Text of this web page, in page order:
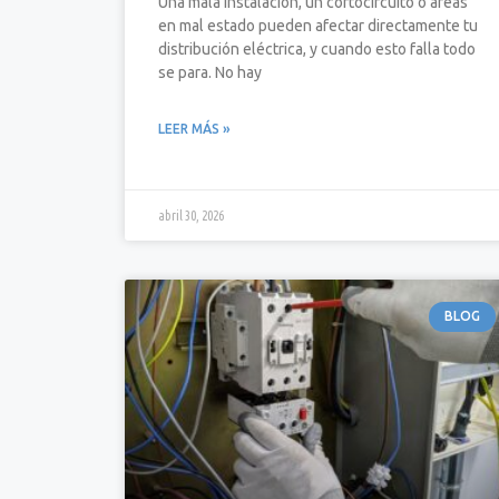
en mal estado pueden afectar directamente tu
distribución eléctrica, y cuando esto falla todo
se para. No hay
LEER MÁS »
abril 30, 2026
BLOG